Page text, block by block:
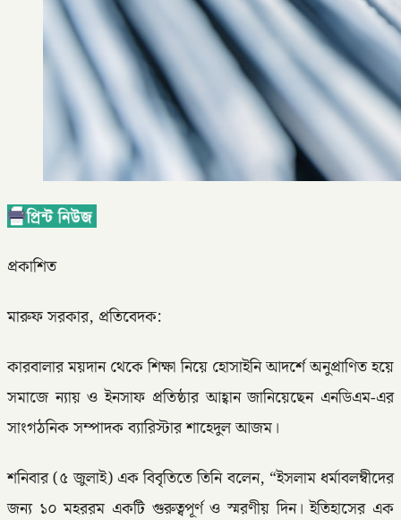
প্রকাশিত
মারুফ সরকার, প্রতিবেদক:
কারবালার ময়দান থেকে শিক্ষা নিয়ে হোসাইনি আদর্শে অনুপ্রাণিত হয়ে
সমাজে ন্যায় ও ইনসাফ প্রতিষ্ঠার আহ্বান জানিয়েছেন এনডিএম-এর
সাংগঠনিক সম্পাদক ব্যারিস্টার শাহেদুল আজম।
শনিবার (৫ জুলাই) এক বিবৃতিতে তিনি বলেন, “ইসলাম ধর্মাবলম্বীদের
জন্য ১০ মহররম একটি গুরুত্বপূর্ণ ও স্মরণীয় দিন। ইতিহাসের এক